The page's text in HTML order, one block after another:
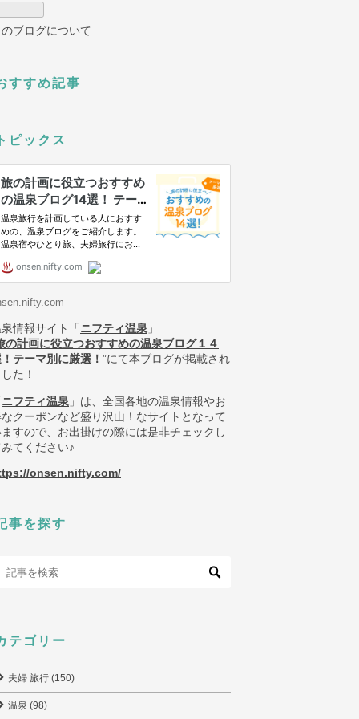
ブログについて
すすめ記事
ピックス
情報サイト「 ニフティ温泉 」
の計画に役立つおすすめの温泉ブログ１４
テーマ別に厳選！ ”にて本ブログが掲載され
た！
ニフティ温泉 」は、全国各地の温泉情報やお
クーポンなど盛り沢山！なサイトとなって
すので、お出掛けの際には是非チェックし
てください♪
onsen.nifty.com/
事を探す
テゴリー
夫婦 旅行 (150)
温泉 (98)